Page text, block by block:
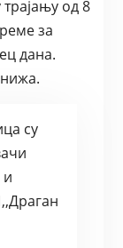
од 8
за
дана.
су
и